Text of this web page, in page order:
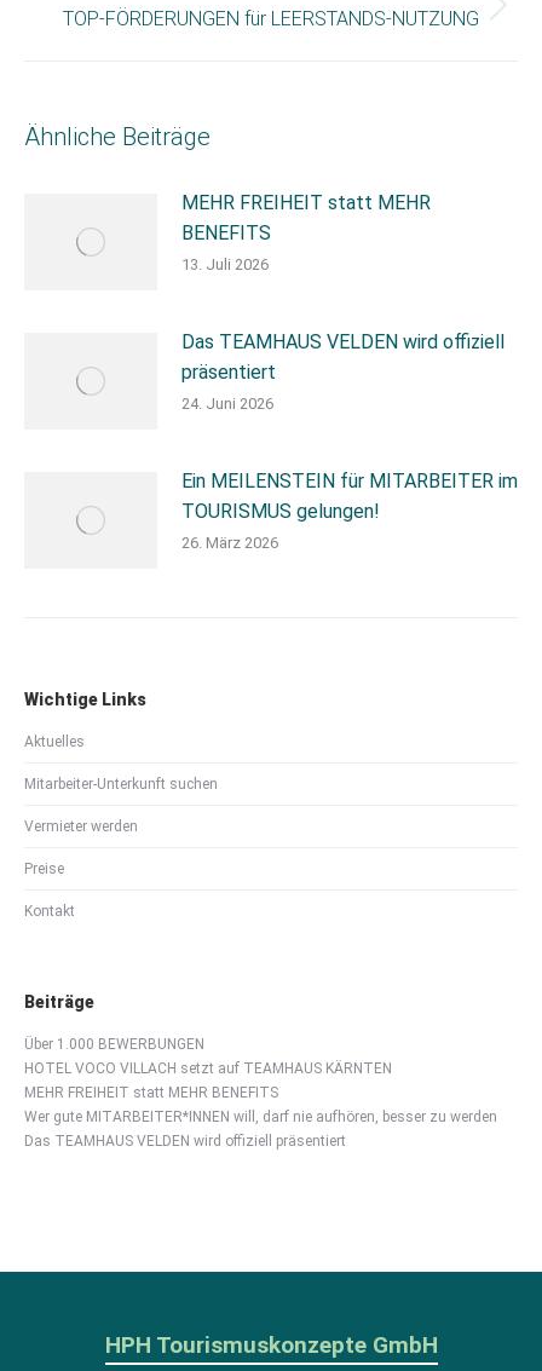
Nächster
TOP-FÖRDERUNGEN für LEERSTANDS-NUTZUNG
Ähnliche Beiträge
MEHR FREIHEIT statt MEHR
BENEFITS
13. Juli 2026
Das TEAMHAUS VELDEN wird offiziell
präsentiert
24. Juni 2026
Ein MEILENSTEIN für MITARBEITER im
TOURISMUS gelungen!
26. März 2026
Wichtige Links
Aktuelles
Mitarbeiter-Unterkunft suchen
Vermieter werden
Preise
Kontakt
Beiträge
Über 1.000 BEWERBUNGEN
HOTEL VOCO VILLACH setzt auf TEAMHAUS KÄRNTEN
MEHR FREIHEIT statt MEHR BENEFITS
Wer gute MITARBEITER*INNEN will, darf nie aufhören, besser zu werden
Das TEAMHAUS VELDEN wird offiziell präsentiert
HPH Tourismuskonzepte GmbH